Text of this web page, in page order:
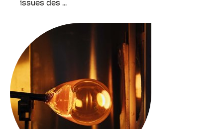
issues des ...